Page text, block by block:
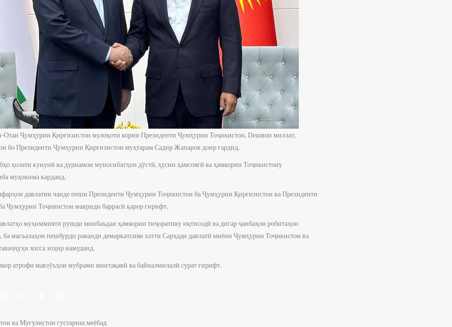
Ҷумҳурии Қирғизистон мулоқоти кории Президенти Ҷумҳурии Тоҷикистон, Пешвои миллат,
бо Президенти Ҷумҳурии Қирғизистон муҳтарам Садир Жапаров доир гардид.
ҳолати кунунӣ ва дурнамои муносибатҳои дӯстӣ, ҳусни ҳамсоягӣ ва ҳамкории Тоҷикистону
муҳокима карданд.
давлатии чанде пеши Президенти Ҷумҳурии Тоҷикистон ба Ҷумҳурии Қирғизистон ва Президенти
Ҷумҳурии Тоҷикистон мавриди баррасӣ қарор гирифт.
муҳиммияти рушди минбаъдаи ҳамкории тиҷоративу иқтисодӣ ва дигар ҷанбаҳои робитаҳои
ба масъалаҳои пешбурди раванди демаркатсияи хатти Сарҳади давлатӣ миёни Ҷумҳурии Тоҷикистон ва
хосса зоҳир намуданд.
атрофи мавзӯъҳои мубрами минтақавӣ ва байналмилалӣ сурат гирифт.
ва Муғулистон густариш меёбад